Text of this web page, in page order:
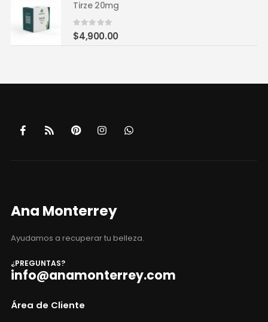
Tirze 20mg
0out of 5
$4,900.00
Ana Monterrey
Ayudamos a recuperar tu belleza.
¿PREGUNTAS?
info@anamonterrey.com
Área de Cliente